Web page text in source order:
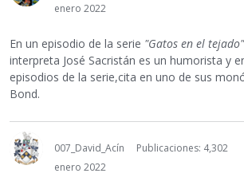
enero 2022
En un episodio de la serie "Gatos en el tejado"
interpreta José Sacristán es un humorista y
episodios de la serie,cita en uno de sus
Bond.
007_David_Acín
Publicaciones: 4,302
enero 2022